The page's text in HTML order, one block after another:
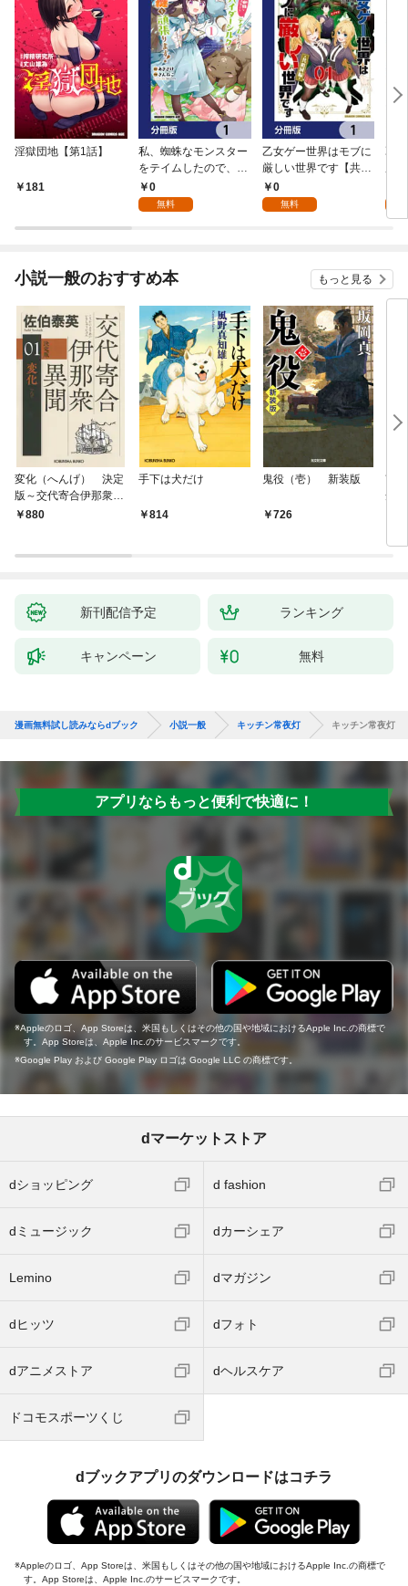
淫獄団地【第1話】
181
私、蜘蛛なモンスター
をテイムしたので、ス
パイダーシルクで裁縫
を頑張ります！【分冊
0
無料
乙女ゲー世界はモブに
厳しい世界です【共和
国編】【分冊版】 1
0
無料
乙
小説一般のおすすめ本 もっと見る
変化（へんげ） 決定
版～交代寄合伊那衆異
聞（1）～
880
手下は犬だけ
814
鬼役（壱） 新装版
726
南
舟
新刊配信予定 ランキング
キャンペーン 無料
漫画無料試し読みならdブック 小説一般 キッチン常夜灯 キッチン常夜灯
アプリならもっと便利で快適に！
Appleのロゴ、App Storeは、米国もしくはその他の国や地域におけるApple Inc.の商標で
す。App Storeは、Apple Inc.のサービスマークです。
Google Play および Google Play ロゴは Google LLC の商標です。
dマーケットストア
dショッピング d fashion
dミュージック dカーシェア
Lemino dマガジン
dヒッツ dフォト
dアニメストア dヘルスケア
ドコモスポーツくじ
dブックアプリのダウンロードはコチラ
Appleのロゴ、App Storeは、米国もしくはその他の国や地域におけるApple Inc.の商標で
す。App Storeは、Apple Inc.のサービスマークです。